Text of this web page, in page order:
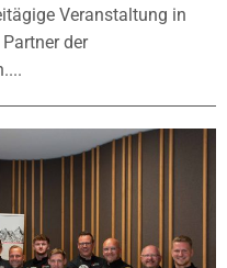
Veranstaltung in
der